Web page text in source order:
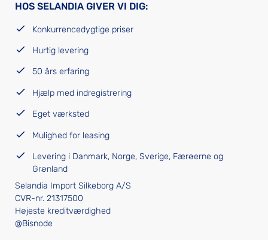
HOS SELANDIA GIVER VI DIG:
Konkurrencedygtige priser
Hurtig levering
50 års erfaring
Hjælp med indregistrering
Eget værksted
Mulighed for leasing
Levering i Danmark, Norge, Sverige, Færøerne og
Grønland
Selandia Import Silkeborg A/S
CVR-nr. 21317500
Højeste kreditværdighed
@Bisnode